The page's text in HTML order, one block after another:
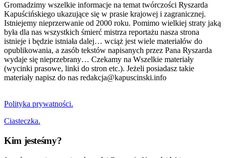
Gromadzimy wszelkie informacje na temat twórczości Ryszarda
Kapuścińskiego ukazujące się w prasie krajowej i zagranicznej.
Istniejemy nieprzerwanie od 2000 roku. Pomimo wielkiej straty jaką
była dla nas wszystkich śmierć mistrza reportażu nasza strona
istnieje i będzie istniała dalej… wciąż jest wiele materiałów do
opublikowania, a zasób tekstów napisanych przez Pana Ryszarda
wydaje się nieprzebrany… Czekamy na Wszelkie materiały
(wycinki prasowe, linki do stron etc.). Jeżeli posiadasz takie
materiały napisz do nas redakcja@kapuscinski.info
Polityka prywatności.
Ciasteczka.
Kim jesteśmy?